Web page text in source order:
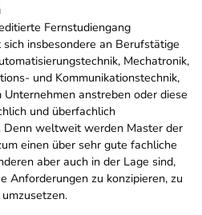
Fernstudiengang
insbesondere an Berufstätige
Mechatronik,
und Kommunikationstechnik,
anstreben oder diese
und überfachlich
weltweit werden Master der
einen über sehr gute fachliche
aber auch in der Lage sind,
Anforderungen zu konzipieren, zu